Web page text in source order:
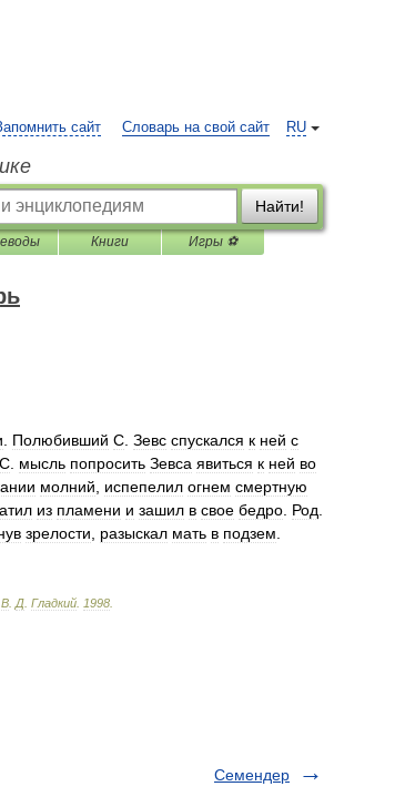
RU
сайт Словарь на свой сайт
Найти!
Книги Игры ⚽
Полюбивший С Зевс спускался к ней с
С мысль попросить Зевса явиться к ней во
молний испепелил огнем смертную
из пламени и зашил в свое бедро Род
зрелости разыскал мать в подзем
В Д Гладкий 1998
Семендер